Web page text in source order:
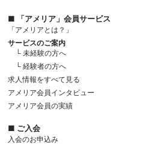
■ 「アメリア」会員サービス
「アメリアとは？」
サービスのご案内
└ 未経験の方へ
└ 経験者の方へ
求人情報をすべて見る
アメリア会員インタビュー
アメリア会員の実績
■ ご入会
入会のお申込み